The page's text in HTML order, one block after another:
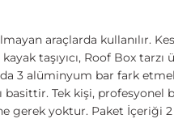
araçlarda kullanılır.
taşıyıcı, Roof Box
3 alüminyum bar fark
Tek kişi, profesyonel
gerek yoktur. Paket